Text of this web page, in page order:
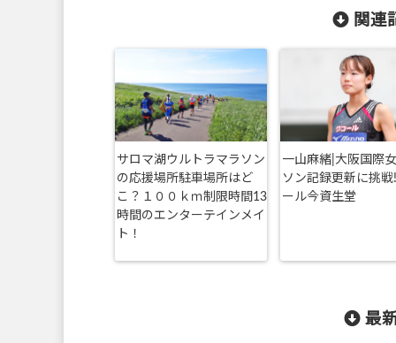
関連
サロマ湖ウルトラマラソン
の応援場所駐車場所はど
こ？１００ｋｍ制限時間13
時間のエンターテインメイ
ト！
一山麻緒|大阪国際
ソン記録更新に挑
ール今資生堂
最